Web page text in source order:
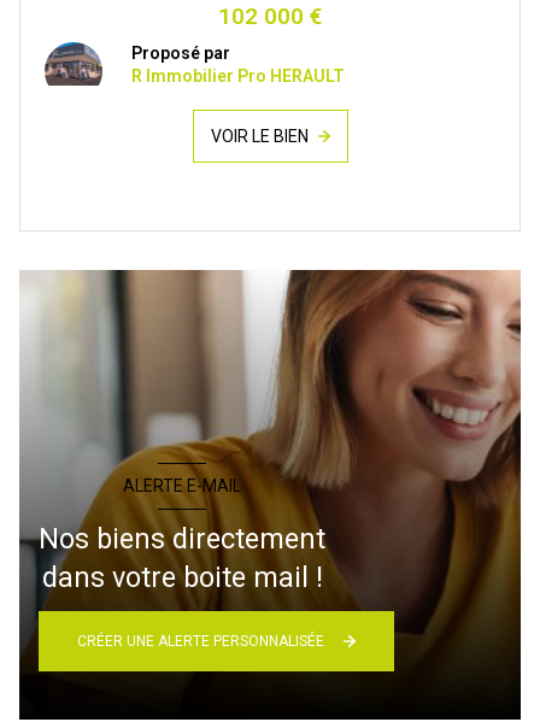
102 000 €
Proposé par
R Immobilier Pro HERAULT
VOIR LE BIEN
ALERTE E-MAIL
Nos biens directement
dans votre boite mail !
CRÉER UNE ALERTE PERSONNALISÉE